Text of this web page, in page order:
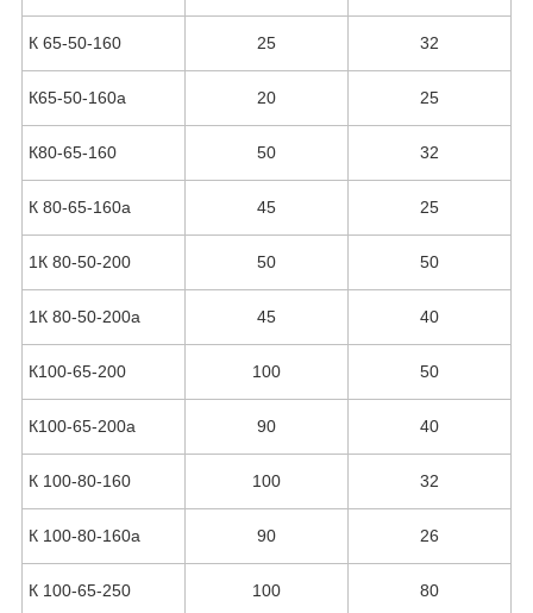
К 65-50-160 25 32
К65-50-160а 20 25
К80-65-160 50 32
К 80-65-160а 45 25
1К 80-50-200 50 50
1К 80-50-200а 45 40
К100-65-200 100 50
К100-65-200а 90 40
К 100-80-160 100 32
К 100-80-160а 90 26
К 100-65-250 100 80